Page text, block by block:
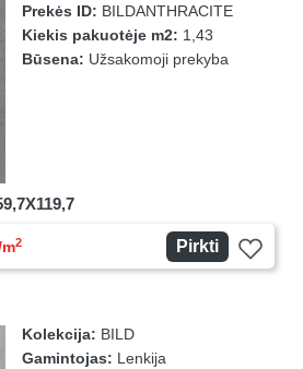
Prekės ID: BILDANTHRACITE
Kiekis pakuotėje m2: 1,43
Būsena: Užsakomoji prekyba
2 Pirkti
Kolekcija: BILD
Gamintojas: Lenkija